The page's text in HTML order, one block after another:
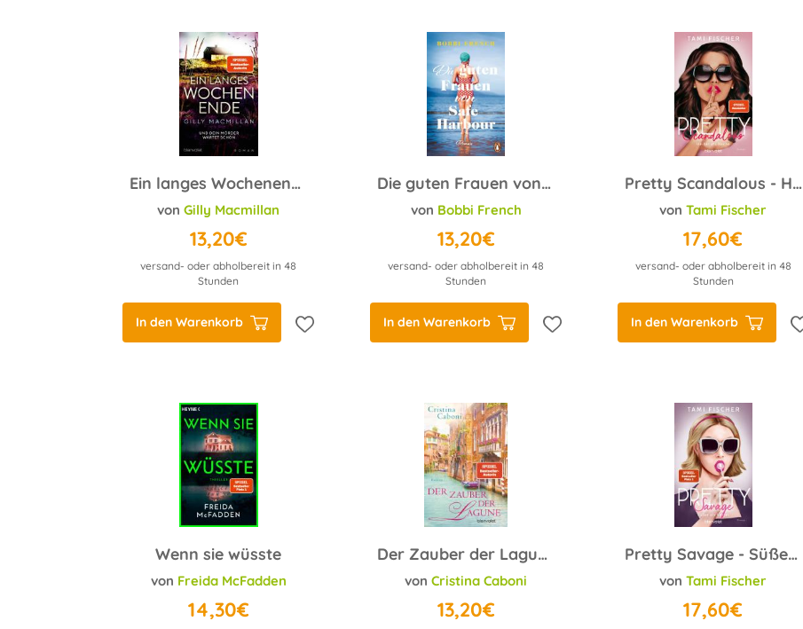
Ein langes Wochenende
vonGilly Macmillan
13,20€
versand- oder abholbereit in 48
Stunden
In den Warenkorb
Die guten Frauen von Safe Harbour
von Bobbi French
13,20€
versand- oder abholbereit in 48
Stunden
In den Warenkorb
Pretty Scandalous - Heißer als Rache
vonTami Fischer
17,60€
versand- oder abholbereit in 48
Stunden
In den Warenkorb
Wenn sie wüsste
von Freida McFadden
14,30€
Der Zauber der Lagune
vonCristina Caboni
13,20€
Pretty Savage - Süßer als Verrat
vonTami Fischer
17,60€